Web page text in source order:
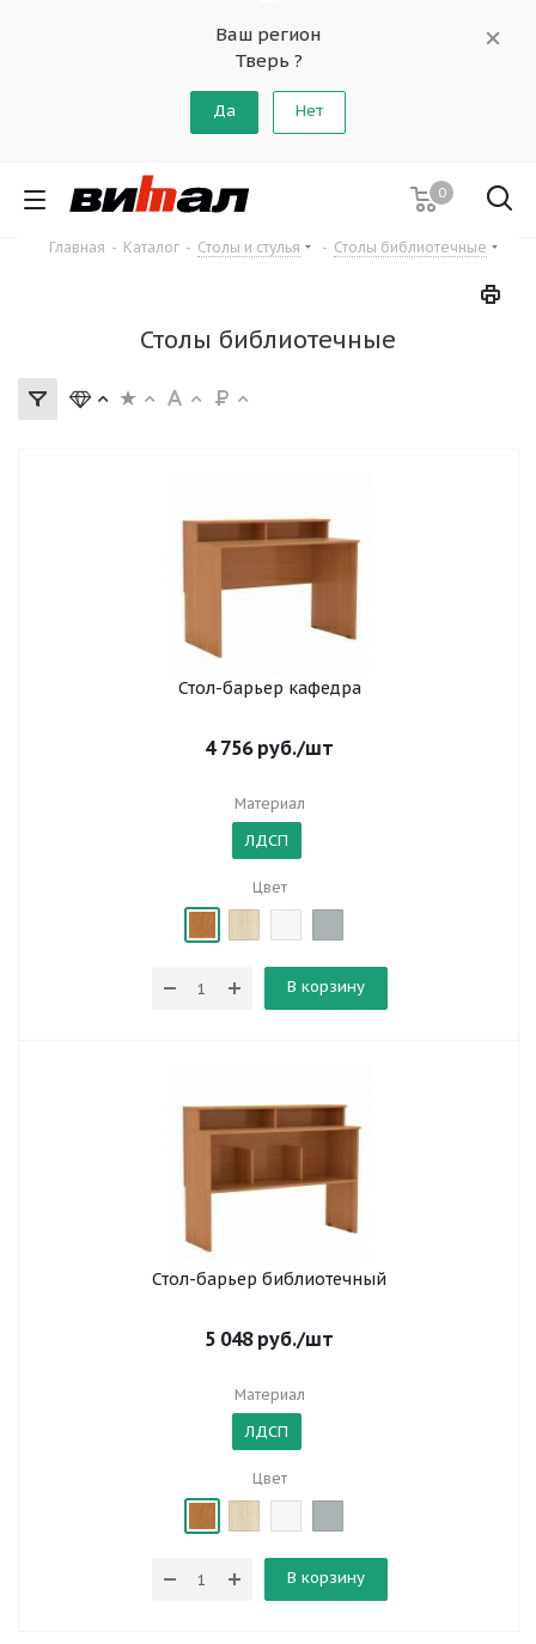
Ваш регион
Тверь ?
Да Нет
0
Главная - Каталог - Столы и стулья - Столы библиотечные
Столы библиотечные
Стол-барьер кафедра
4 756руб./шт
Материал
ЛДСП
Цвет
В корзину
Стол-барьер библиотечный
5 048руб./шт
Материал
ЛДСП
Цвет
В корзину